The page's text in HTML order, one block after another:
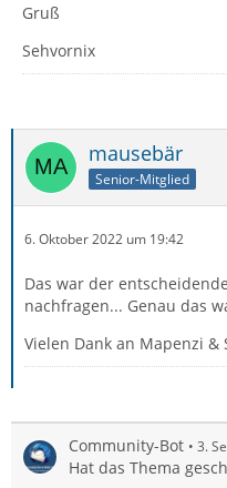
Gruß
Sehvornix
mausebär
Senior-Mitglied
6. Oktober 2022 um 19:42
Das war der
nachfragen... Genau das
Vielen Dank an Mapenzi &
Community-Bot 3.
Hat das Thema